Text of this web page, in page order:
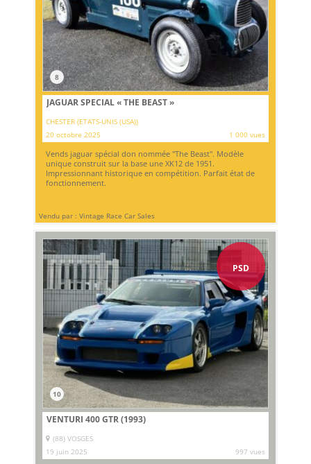
8
JAGUAR SPECIAL « THE BEAST »
CHESTER (ETATS-UNIS (USA))
20 octobre 2025
1 000 vues
Vends jaguar spécial don nommée "The Beast". Modèle
unique construit sur la base une XK12 de 1951.
Impressionnant historique en compétition. Parfait état de
fonctionnement.
Vendu par : Vintage Race Car Sales
PSD
10
VENTURI 400 GTR (1993)
(88) VOSGES
19 juin 2025
997 vues